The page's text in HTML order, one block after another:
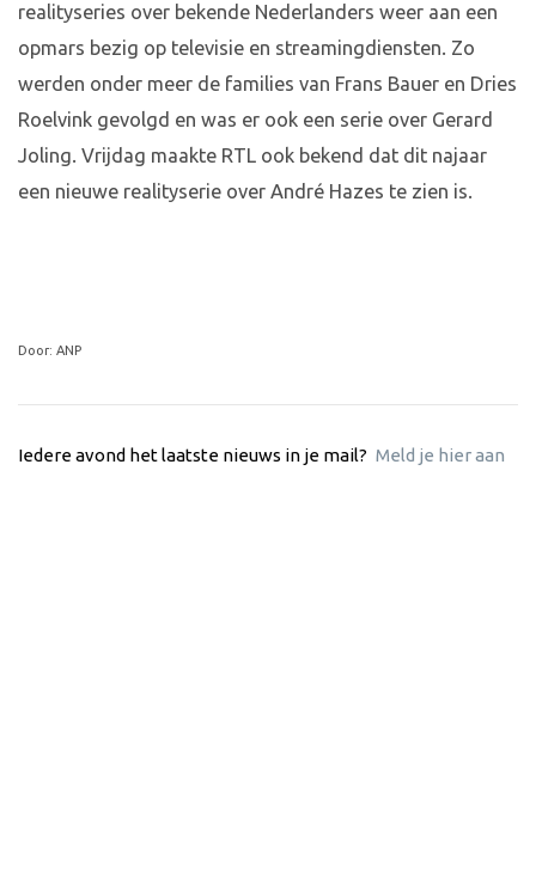
realityseries over bekende Nederlanders weer aan een
opmars bezig op televisie en streamingdiensten. Zo
werden onder meer de families van Frans Bauer en Dries
Roelvink gevolgd en was er ook een serie over Gerard
Joling. Vrijdag maakte RTL ook bekend dat dit najaar
een nieuwe realityserie over André Hazes te zien is.
Door: ANP
Iedere avond het laatste nieuws in je mail? Meld je hier aan